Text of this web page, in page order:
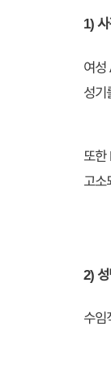
1)
여성
성기
또한
고소
2)
수임